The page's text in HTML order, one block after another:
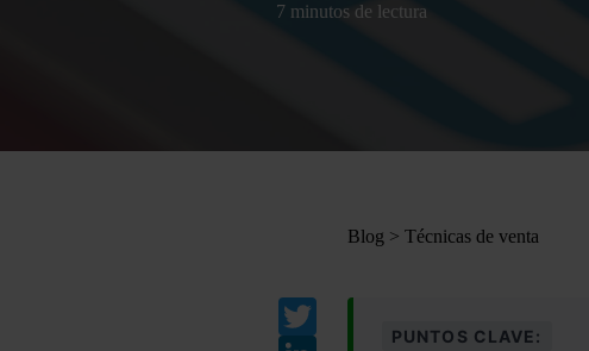
7 minutos de lectura
Blog > Técnicas de venta
Twitter
PUNTOS CLAVE: